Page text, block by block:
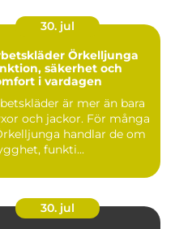
30. jul
Örkelljunga
säkerhet och
i vardagen
är mer än bara
och jackor. För många
handlar de om
funkti...
30. jul